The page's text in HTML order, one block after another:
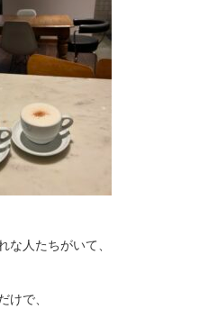
な人たちがいて、
けで、